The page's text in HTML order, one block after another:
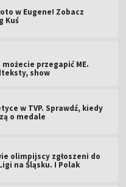
w Eugene! Zobacz
Kuś
przegapić ME.
show
w TVP. Sprawdź, kiedy
o medale
olimpijscy zgłoszeni do
na Śląsku. I Polak